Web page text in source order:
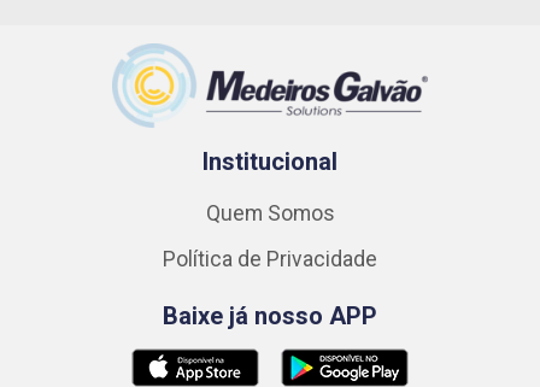
Institucional
Quem Somos
Política de Privacidade
Baixe já nosso APP